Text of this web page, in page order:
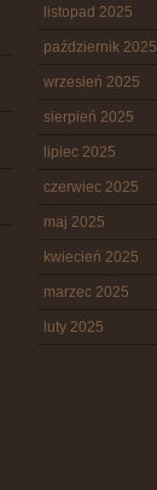
listopad 2025
październik 2025
wrzesień 2025
sierpień 2025
lipiec 2025
czerwiec 2025
maj 2025
kwiecień 2025
marzec 2025
luty 2025